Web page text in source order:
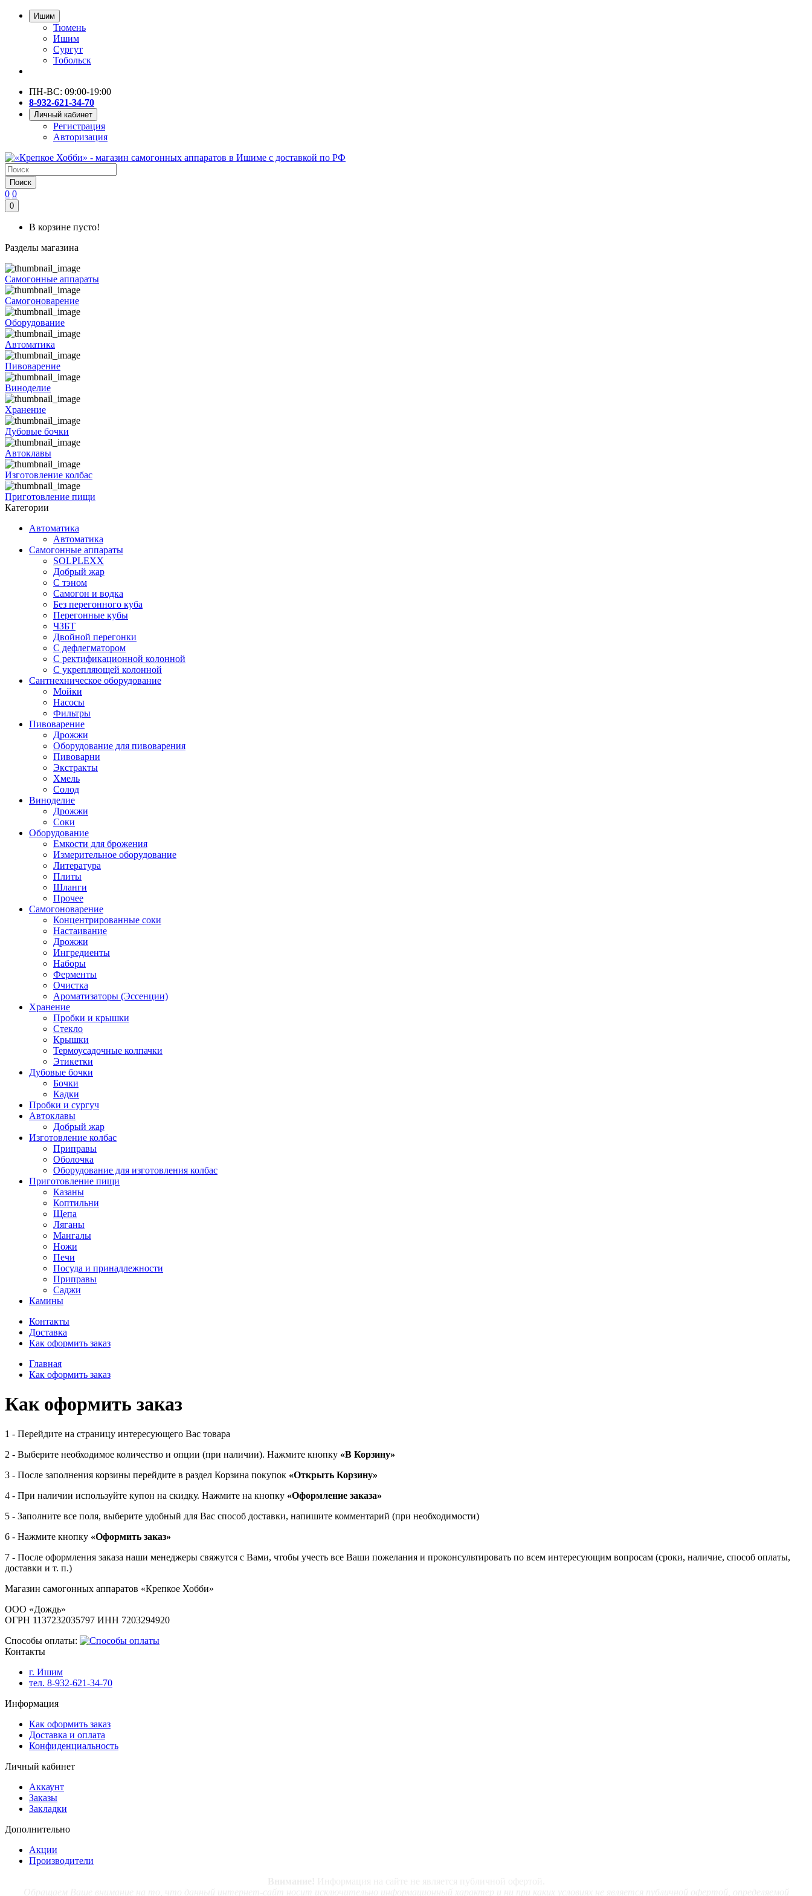
Ишим
Тюмень
Ишим
Сургут
Тобольск
ПН-ВС: 09:00-19:00
8-932-621-34-70
Личный кабинет
Регистрация
Авторизация
Поиск
0 0
0
В корзине пусто!
Разделы магазина
Самогонные аппараты
Самогоноварение
Оборудование
Автоматика
Пивоварение
Виноделие
Хранение
Дубовые бочки
Автоклавы
Изготовление колбас
Приготовление пищи
Категории
Автоматика
Автоматика
Самогонные аппараты
SOLPLEXX
Добрый жар
С тэном
Самогон и водка
Без перегонного куба
Перегонные кубы
ЧЗБТ
Двойной перегонки
С дефлегматором
С ректификационной колонной
С укрепляющей колонной
Сантнехническое оборудование
Мойки
Насосы
Фильтры
Пивоварение
Дрожжи
Оборудование для пивоварения
Пивоварни
Экстракты
Хмель
Солод
Виноделие
Дрожжи
Соки
Оборудование
Емкости для брожения
Измерительное оборудование
Литература
Плиты
Шланги
Прочее
Самогоноварение
Концентрированные соки
Настаивание
Дрожжи
Ингредиенты
Наборы
Ферменты
Очистка
Ароматизаторы (Эссенции)
Хранение
Пробки и крышки
Стекло
Крышки
Термоусадочные колпачки
Этикетки
Дубовые бочки
Бочки
Кадки
Пробки и сургуч
Автоклавы
Добрый жар
Изготовление колбас
Приправы
Оболочка
Оборудование для изготовления колбас
Приготовление пищи
Казаны
Коптильни
Щепа
Ляганы
Мангалы
Ножи
Печи
Посуда и принадлежности
Приправы
Саджи
Камины
Контакты
Доставка
Как оформить заказ
Главная
Как оформить заказ
Как оформить заказ
1 - Перейдите на страницу интересующего Вас товара
2 - Выберите необходимое количество и опции (при наличии). Нажмите кнопку «В Корзину»
3 - После заполнения корзины перейдите в раздел Корзина покупок «Открыть Корзину»
4 - При наличии используйте купон на скидку. Нажмите на кнопку «Оформление заказа»
5 - Заполните все поля, выберите удобный для Вас способ доставки, напишите комментарий (при необходимости)
6 - Нажмите кнопку «Оформить заказ»
7 - После оформления заказа наши менеджеры свяжутся с Вами, чтобы учесть все Ваши пожелания и проконсультировать по всем интересующим вопросам (сроки, наличие, способ оплаты,
доставки и т. п.)
Магазин самогонных аппаратов «Крепкое Хобби»
ООО «Дождь»
ОГРН 1137232035797 ИНН 7203294920
Способы оплаты:
Контакты
г. Ишим
тел. 8-932-621-34-70
Информация
Как оформить заказ
Доставка и оплата
Конфиденциальность
Личный кабинет
Аккаунт
Заказы
Закладки
Дополнительно
Акции
Производители